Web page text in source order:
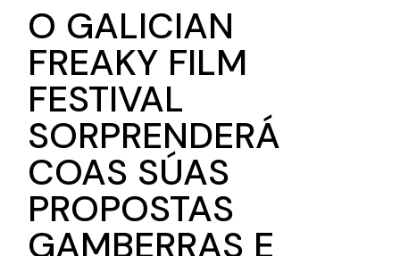
O GALICIAN
FREAKY FILM
FESTIVAL
SORPRENDERÁ
COAS SÚAS
PROPOSTAS
GAMBERRAS E